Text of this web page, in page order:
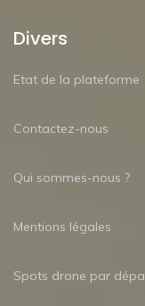
Divers
Etat de la plateforme
Contactez-nous
Qui sommes-nous ?
Mentions légales
Spots drone par